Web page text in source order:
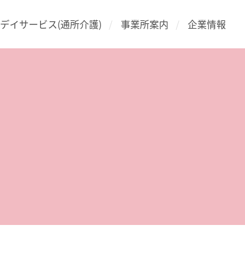
デイサービス(通所介護) 事業所案内 企業情報